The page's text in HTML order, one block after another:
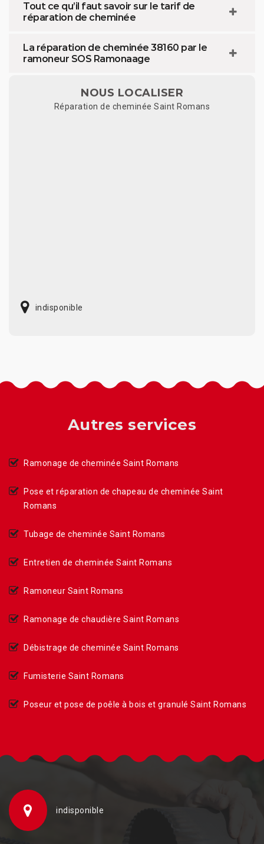
Tout ce qu’il faut savoir sur le tarif de
réparation de cheminée
La réparation de cheminée 38160 par le
ramoneur SOS Ramonaage
NOUS LOCALISER
Réparation de cheminée Saint Romans
indisponible
Autres services
Ramonage de cheminée Saint Romans
Pose et réparation de chapeau de cheminée Saint
Romans
Tubage de cheminée Saint Romans
Entretien de cheminée Saint Romans
Ramoneur Saint Romans
Ramonage de chaudière Saint Romans
Débistrage de cheminée Saint Romans
Fumisterie Saint Romans
Poseur et pose de poêle à bois et granulé Saint Romans
indisponible